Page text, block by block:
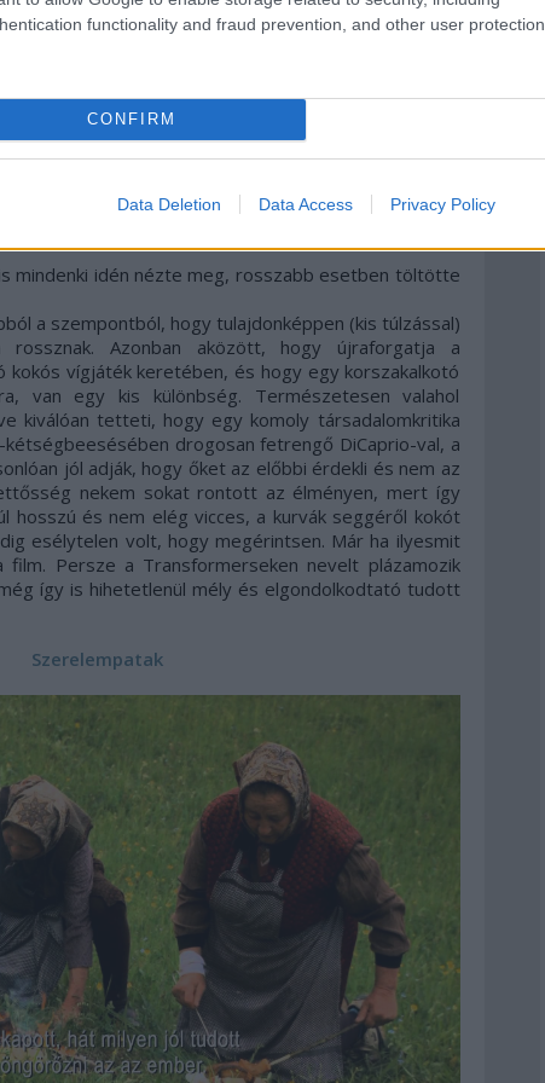
functionality and fraud prevention, and other user protection.
CONFIRM
Data Deletion Data Access Privacy Policy
mindenki idén nézte meg, rosszabb esetben töltötte
a szempontból, hogy tulajdonképpen (kis túlzással)
Azonban aközött, hogy újraforgatja a
kokós vígjáték keretében, és hogy egy korszakalkotó
van egy kis különbség. Természetesen valahol
kiválóan tetteti, hogy egy komoly társadalomkritika
drogosan fetrengő DiCaprio-val, a
jól adják, hogy őket az előbbi érdekli és nem az
nekem sokat rontott az élményen, mert így
hosszú és nem elég vicces, a kurvák seggéről kokót
esélytelen volt, hogy megérintsen. Már ha ilyesmit
film. Persze a Transformerseken nevelt plázamozik
így is hihetetlenül mély és elgondolkodtató tudott
Szerelempatak